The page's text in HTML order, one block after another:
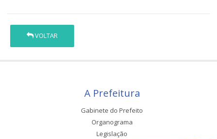
VOLTAR
A Prefeitura
Gabinete do Prefeito
Organograma
Legislação